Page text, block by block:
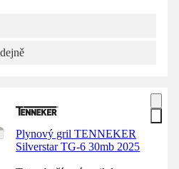
Plynový gril TENNEKER
Silverstar TG-6 30mb 2025